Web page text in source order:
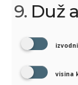
9. Duž
visina